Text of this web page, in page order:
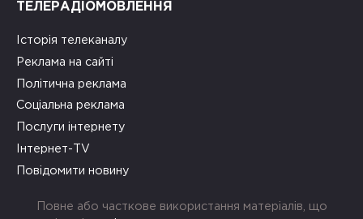
ТЕЛЕРАДІОМОВЛЕННЯ
Історія телеканалу
Реклама на сайті
Політична реклама
Соціальна реклама
Послуги інтернету
Інтернет-TV
Повідомити новину
Повне або часткове використання матеріалів, що